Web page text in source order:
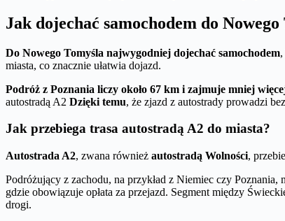
Jak dojechać samochodem do Nowego
Do Nowego Tomyśla najwygodniej dojechać samochodem
miasta, co znacznie ułatwia dojazd.
Podróż z Poznania liczy około 67 km i zajmuje mniej
autostradą A2 Dzięki temu, że zjazd z autostrady prowadzi
Jak przebiega trasa autostradą A2 do miasta?
Autostrada A2, zwana również autostradą Wolności,
Podróżujący z zachodu, na przykład z Niemiec czy
gdzie obowiązuje opłata za przejazd. Segment między
drogi.